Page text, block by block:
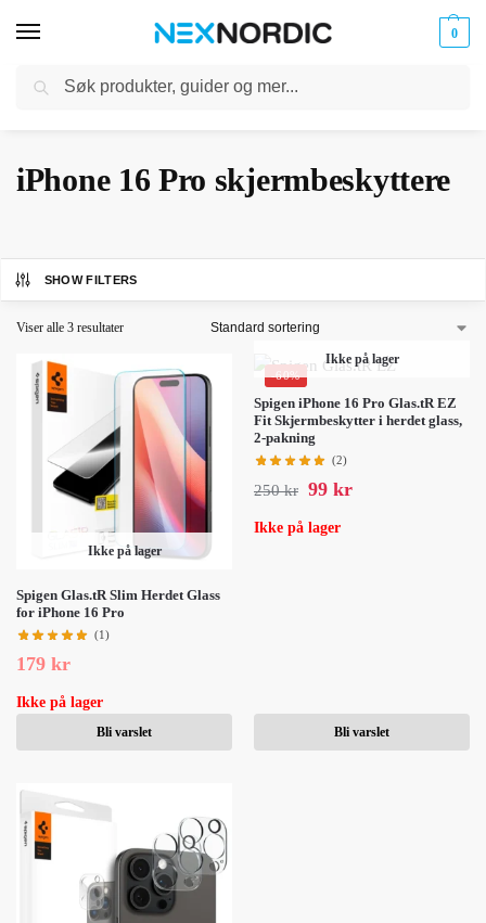
0
til
Kabler
iPhone 16 Pro skjermbeskyttere
SHOW FILTERS
Viser alle 3 resultater
Ikke på lager
Spigen Glas.tR Slim Herdet Glass
for iPhone 16 Pro
(1)
179 kr
Ikke på lager
Bli varslet
-60%
Ikke på lager
Spigen iPhone 16 Pro Glas.tR EZ
Fit Skjermbeskytter i herdet glass,
2-pakning
(2)
250kr 99 kr
Ikke på lager
Bli varslet